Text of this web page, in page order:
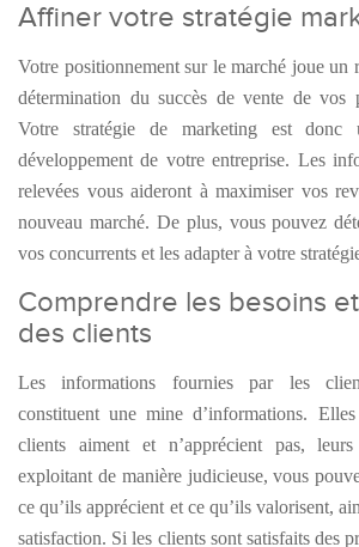
Affiner votre stratégie
Votre positionnement sur le marché joue un
détermination du succès de vente de vos
Votre stratégie de marketing est
développement de votre entreprise. Les
relevées vous aideront à maximiser vos
nouveau marché. De plus, vous pouvez
vos concurrents et les adapter à votre
Comprendre les besoins
des clients
Les informations fournies par les
constituent une mine d’informations.
clients aiment et n’apprécient pas,
exploitant de manière judicieuse, vous
ce qu’ils apprécient et ce qu’ils valorisent,
satisfaction. Si les clients sont satisfaits des